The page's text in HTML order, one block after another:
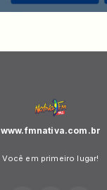
www.fmnativa.com.br
Você em primeiro lugar!